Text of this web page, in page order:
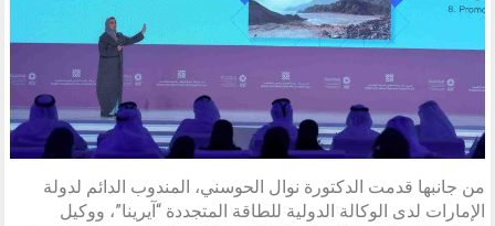
من جانبها قدمت الدكتورة نوال الحوسني، المندوب الدائم لدولة
الإمارات لدى الوكالة الدولية للطاقة المتجددة “آيرينا”، ووكيل